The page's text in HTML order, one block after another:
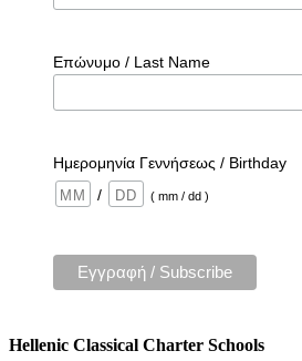
Επώνυμο / Last Name
Ημερομηνία Γεννήσεως / Birthday
/
( mm / dd )
Hellenic Classical Charter Schools